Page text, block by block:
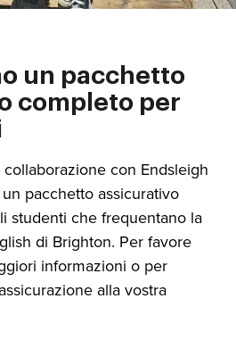
un pacchetto
completo per
con Endsleigh
pacchetto assicurativo
studenti che frequentano la
di Brighton. Per favore
informazioni o per
alla vostra